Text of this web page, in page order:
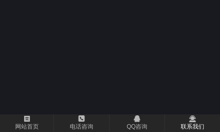

网站首页

电话咨询

QQ咨询

联系我们